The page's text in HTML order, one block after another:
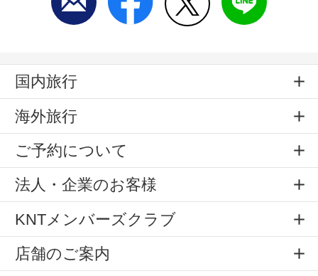
国内旅行
海外旅行
ご予約について
法人・企業のお客様
KNTメンバーズクラブ
店舗のご案内